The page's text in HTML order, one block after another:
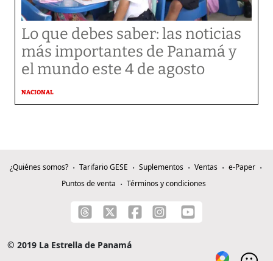
Lo que debes saber: las noticias
más importantes de Panamá y
el mundo este 4 de agosto
NACIONAL
¿Quiénes somos? Tarifario GESE Suplementos Ventas
e-Paper
Puntos de venta
Términos y condiciones
© 2019 La Estrella de Panamá